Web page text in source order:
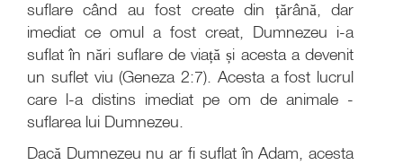
suflare când au fost create din țărână, dar
imediat ce omul a fost creat, Dumnezeu i-a
suflat în nări suflare de viață și acesta a devenit
un suflet viu (Geneza 2:7). Acesta a fost lucrul
care l-a distins imediat pe om de animale -
suflarea lui Dumnezeu.
Dacă Dumnezeu nu ar fi suflat în Adam, acesta